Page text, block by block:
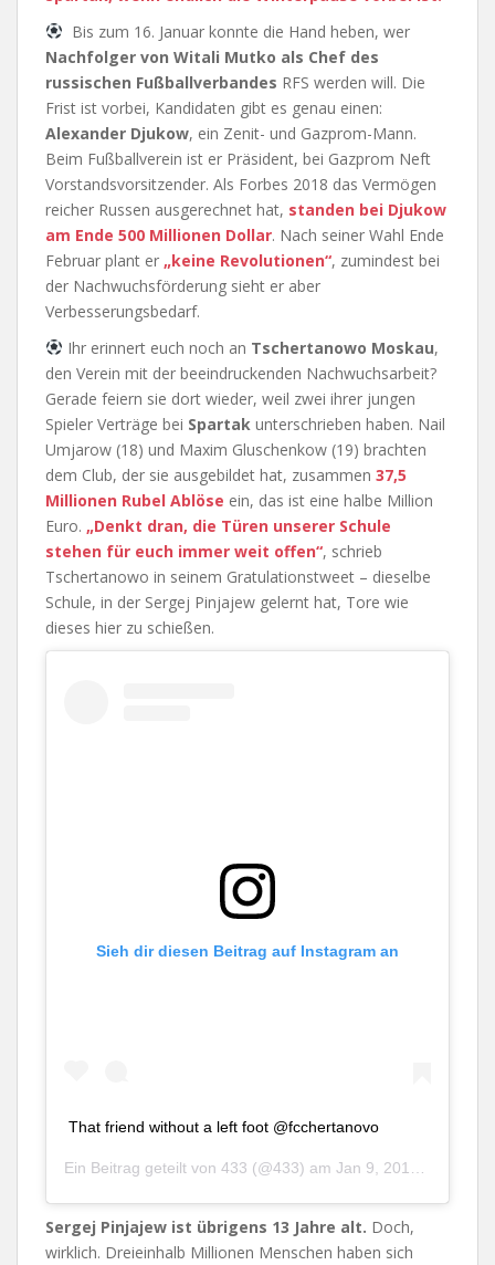
Bis zum 16. Januar konnte die Hand heben, wer
Nachfolger von Witali Mutko als Chef des
russischen Fußballverbandes RFS werden will. Die
Frist ist vorbei, Kandidaten gibt es genau einen:
Alexander Djukow, ein Zenit- und Gazprom-Mann.
Beim Fußballverein ist er Präsident, bei Gazprom Neft
Vorstandsvorsitzender. Als Forbes 2018 das Vermögen
reicher Russen ausgerechnet hat, standen bei Djukow
am Ende 500 Millionen Dollar. Nach seiner Wahl Ende
Februar plant er „keine Revolutionen“, zumindest bei
der Nachwuchsförderung sieht er aber
Verbesserungsbedarf.
Ihr erinnert euch noch an Tschertanowo Moskau,
den Verein mit der beeindruckenden Nachwuchsarbeit?
Gerade feiern sie dort wieder, weil zwei ihrer jungen
Spieler Verträge bei Spartak unterschrieben haben. Nail
Umjarow (18) und Maxim Gluschenkow (19) brachten
dem Club, der sie ausgebildet hat, zusammen 37,5
Millionen Rubel Ablöse ein, das ist eine halbe Million
Euro. „Denkt dran, die Türen unserer Schule
stehen für euch immer weit offen“, schrieb
Tschertanowo in seinem Gratulationstweet – dieselbe
Schule, in der Sergej Pinjajew gelernt hat, Tore wie
dieses hier zu schießen.
Sieh dir diesen Beitrag auf Instagram an
That friend without a left foot @fcchertanovo
Ein Beitrag geteilt von 433 (@433) am Jan 9, 2019 um 9:50 PST
Sergej Pinjajew ist übrigens 13 Jahre alt. Doch,
wirklich. Dreieinhalb Millionen Menschen haben sich